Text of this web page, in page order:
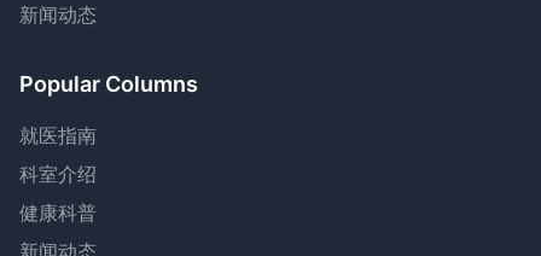
新闻动态
Popular Columns
就医指南
科室介绍
健康科普
新闻动态